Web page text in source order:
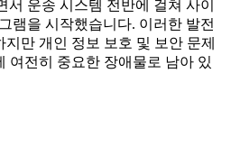
서 운송 시스템 전반에 걸쳐 사이
램을 시작했습니다. 이러한 발전
만 개인 정보 보호 및 보안 문제
여전히 중요한 장애물로 남아 있